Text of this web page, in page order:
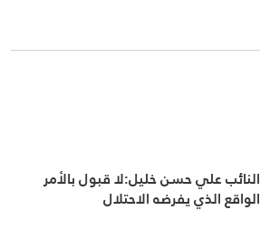
النائب علي حسن خليل:لا قبول بالأمر
الواقع الذي يفرضه الاحتلال